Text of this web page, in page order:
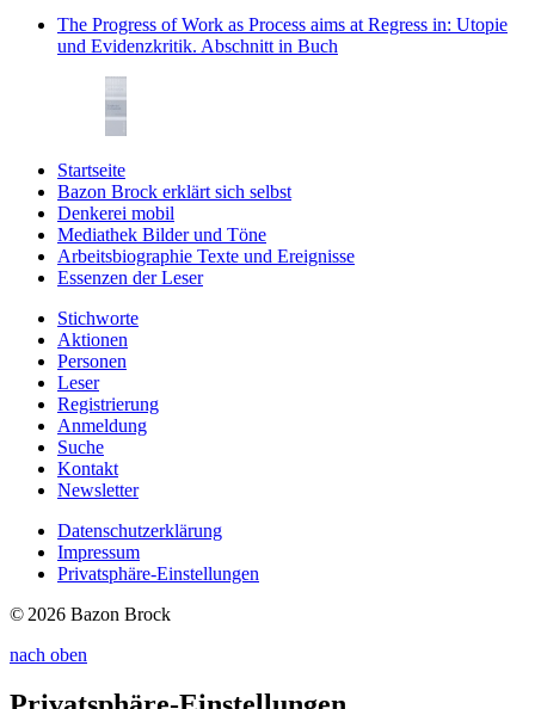
The Progress of Work as Process aims at Regress in: Utopie
und Evidenzkritik. Abschnitt in Buch
Startseite
Bazon Brock erklärt sich selbst
Denkerei mobil
Mediathek Bilder und Töne
Arbeitsbiographie Texte und Ereignisse
Essenzen der Leser
Stichworte
Aktionen
Personen
Leser
Registrierung
Anmeldung
Suche
Kontakt
Newsletter
Datenschutzerklärung
Impressum
Privatsphäre-Einstellungen
© 2026 Bazon Brock
nach oben